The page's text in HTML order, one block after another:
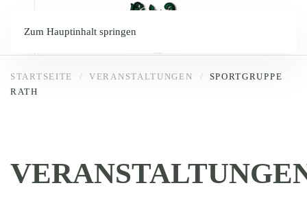
Zum Hauptinhalt springen
STARTSEITE VERANSTALTUNGEN
SPORTGRUPPE
RATH